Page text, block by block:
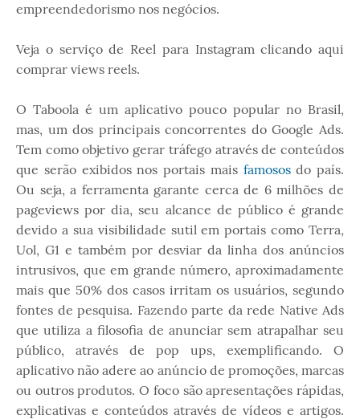
empreendedorismo nos negócios.
Veja o serviço de Reel para Instagram clicando aqui
comprar views reels.
O Taboola é um aplicativo pouco popular no Brasil,
mas, um dos principais concorrentes do Google Ads.
Tem como objetivo gerar tráfego através de conteúdos
que serão exibidos nos portais mais famososdo país.
Ou seja, a ferramenta garante cerca de 6 milhões de
pageviews por dia, seu alcance de público é grande
devido a sua visibilidade sutil em portais como Terra,
Uol, G1 e também por desviar da linha dos anúncios
intrusivos, que em grande número, aproximadamente
mais que 50% dos casos irritam os usuários, segundo
fontes de pesquisa. Fazendo parte da rede Native Ads
que utiliza a filosofia de anunciar sem atrapalhar seu
público, através de pop ups, exemplificando. O
aplicativo não adere ao anúncio de promoções, marcas
ou outros produtos. O foco são apresentações rápidas,
explicativas e conteúdos através de vídeos e artigos.